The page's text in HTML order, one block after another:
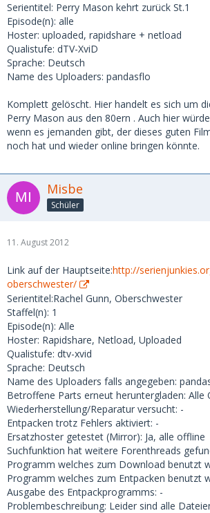
Serientitel: Perry Mason kehrt zurück St.1
Episode(n): alle
Hoster: uploaded, rapidshare + netload
Qualistufe: dTV-XviD
Sprache: Deutsch
Name des Uploaders: pandasflo
Komplett gelöscht. Hier handelt es sich um
Perry Mason aus den 80ern . Auch hier
wenn es jemanden gibt, der dieses guten
noch hat und wieder online bringen könnte.
Misbe
Schüler
11. August 2012
Link auf der Hauptseite:http://
oberschwester/
Serientitel:Rachel Gunn, Oberschwester
Staffel(n): 1
Episode(n): Alle
Hoster: Rapidshare, Netload, Uploaded
Qualistufe: dtv-xvid
Sprache: Deutsch
Name des Uploaders falls angegeben:
Betroffene Parts erneut heruntergladen: Alle
Wiederherstellung/Reparatur versucht: -
Entpacken trotz Fehlers aktiviert: -
Ersatzhoster getestet (Mirror): Ja, alle offline
Suchfunktion hat weitere Forenthreads
Programm welches zum Download benutzt
Programm welches zum Entpacken benutzt
Ausgabe des Entpackprogramms: -
Problembeschreibung: Leider sind alle